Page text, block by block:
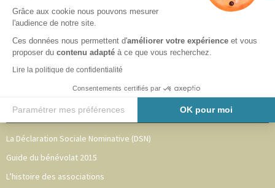
Grâce aux cookie nous pouvons mesurer
l'audience de notre site.
Ces données nous permettent d'améliorer votre expérience et vous
proposer du contenu adapté à ce que vous recherchez.
Lire la politique de confidentialité
Consentements certifiés par
Paramétrer mes préférences OK pour moi
Notre plateforme vous permet d'adapter et de gérer vos
Partenaires
Mentions légales
Plan du site
Politique de confidentialité
AIDE AUX ASSOCIATIONS
La Déclaration Sociale Nominative (DSN)
Guide du bénévolat 2015
L’histoire des associations